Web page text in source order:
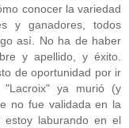
conocer la variedad
y ganadores, todos
así. No ha de haber
y apellido, y éxito.
de oportunidad por ir
ya murió (y
no fue validada en la
laburando en el